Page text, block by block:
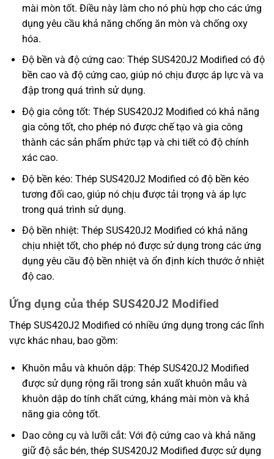
mài mòn tốt. Điều này làm cho nó phù hợp cho các ứng
dụng yêu cầu khả năng chống ăn mòn và chống oxy
hóa.
Độ bền và độ cứng cao: Thép SUS420J2 Modified có độ
bền cao và độ cứng cao, giúp nó chịu được áp lực và va
đập trong quá trình sử dụng.
Độ gia công tốt: Thép SUS420J2 Modified có khả năng
gia công tốt, cho phép nó được chế tạo và gia công
thành các sản phẩm phức tạp và chi tiết có độ chính
xác cao.
Độ bền kéo: Thép SUS420J2 Modified có độ bền kéo
tương đối cao, giúp nó chịu được tải trọng và áp lực
trong quá trình sử dụng.
Độ bền nhiệt: Thép SUS420J2 Modified có khả năng
chịu nhiệt tốt, cho phép nó được sử dụng trong các ứng
dụng yêu cầu độ bền nhiệt và ổn định kích thước ở nhiệt
độ cao.
Ứng dụng của thép SUS420J2 Modified
Thép SUS420J2 Modified có nhiều ứng dụng trong các lĩnh
vực khác nhau, bao gồm:
Khuôn mẫu và khuôn dập: Thép SUS420J2 Modified
được sử dụng rộng rãi trong sản xuất khuôn mẫu và
khuôn dập do tính chất cứng, kháng mài mòn và khả
năng gia công tốt.
Dao công cụ và lưỡi cắt: Với độ cứng cao và khả năng
giữ độ sắc bén, thép SUS420J2 Modified được sử dụng